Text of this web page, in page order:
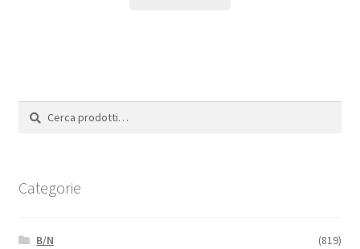
Cerca:
Cerca
Categorie
B/N
(819)